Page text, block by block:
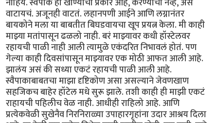
वाटायचं. अजूनही वाटतं. लहानपणी आईने आणि लग्नानंतर
बायकोने मला या बाबतीत बिघडवायचा खूप प्रयत्न केला. मी काही
माझ्या मतांपासून ढळलो नाही. बरं माझ्यावर कधी हॉस्टेलवर
रहायची पाळी नाही आली त्यामुळे एकंदरित निभावलं होतं. पण
गेल्या काही दिवसांपासून माझ्यावर एक मोठी आफत आली आहे.
झालंय असं की सध्या एकटं रहायची पाळी आली आहे.
स्वैपाकाबाबतचा माझा दृष्टिकोण असा असल्याने जेवणखाण
सहजिकच बाहेर हॉटेल मधे सुरू झाले. तशी काही ही माझी एकटं
राहायची पहिलीच वेळ नाही. आधीही राहिलो आहे. आणि
प्रत्येकवेळी सुखेनैव निरनिराळ्या उपाहारगृहांना उदार आश्रय दिला